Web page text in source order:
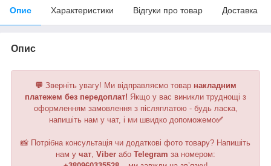
Опис Характеристики Відгуки про товар Доставка
Опис
💬 Зверніть увагу! Ми відправляємо товар накладним
платежем без передоплат! Якщо у вас виникли труднощі з
оформленням замовлення з післяплатою - будь ласка,
напишіть нам у чат, і ми швидко допоможемо✅
📸 Потрібна консультація чи додаткові фото товару? Напишіть
нам у чат Viber або Telegram за номером: